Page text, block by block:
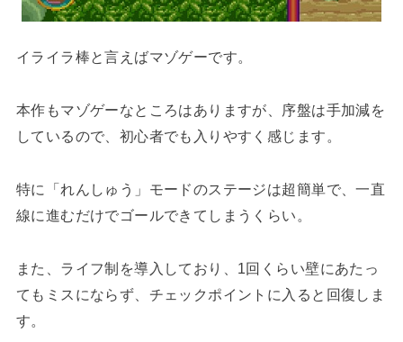
イライラ棒と言えばマゾゲーです。
本作もマゾゲーなところはありますが、序盤は手加減を
しているので、初心者でも入りやすく感じます。
特に「れんしゅう」モードのステージは超簡単で、一直
線に進むだけでゴールできてしまうくらい。
また、ライフ制を導入しており、1回くらい壁にあたっ
てもミスにならず、チェックポイントに入ると回復しま
す。